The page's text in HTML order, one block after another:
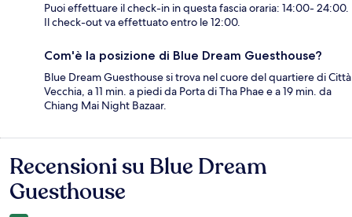
Puoi effettuare il check-in in questa fascia oraria: 14:00- 24:00.
Il check-out va effettuato entro le 12:00.
Com'è la posizione di Blue Dream Guesthouse?
Blue Dream Guesthouse si trova nel cuore del quartiere di Città
Vecchia, a 11 min. a piedi da Porta di Tha Phae e a 19 min. da
Chiang Mai Night Bazaar.
Recensioni
Recensioni su Blue Dream
Guesthouse